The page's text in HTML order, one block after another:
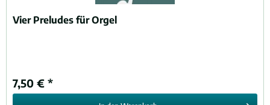
Vier Preludes für Orgel
7,50 € *